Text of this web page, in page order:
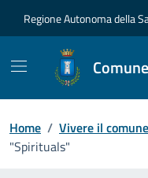
Regione Autonoma della
Home / Vivere il comune
"Spirituals"